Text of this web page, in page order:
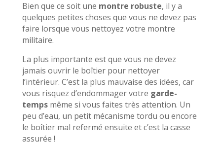
Bien que ce soit une montre robuste, il y a
quelques petites choses que vous ne devez pas
faire lorsque vous nettoyez votre montre
militaire.
La plus importante est que vous ne devez
jamais ouvrir le boîtier pour nettoyer
l’intérieur. C’est la plus mauvaise des idées, car
vous risquez d’endommager votre garde-
tempsmême si vous faites très attention. Un
peu d’eau, un petit mécanisme tordu ou encore
le boîtier mal refermé ensuite et c’est la casse
assurée !